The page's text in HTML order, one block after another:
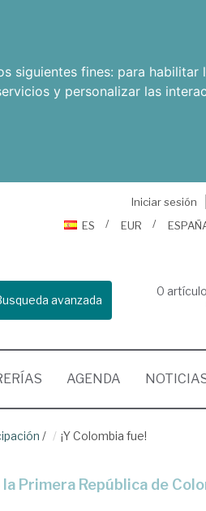
siguientes fines: para habilitar
y personalizar las
Iniciar sesión
ES
EUR
avanzada
0
AGENDA
/ ¡Y Colombia fue!